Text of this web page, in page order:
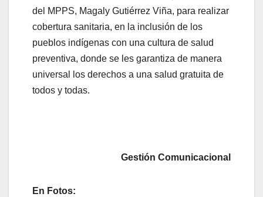
del MPPS, Magaly Gutiérrez Viña, para realizar
cobertura sanitaria, en la inclusión de los
pueblos indígenas con una cultura de salud
preventiva, donde se les garantiza de manera
universal los derechos a una salud gratuita de
todos y todas.
Gestión Comunicacional
En Fotos: